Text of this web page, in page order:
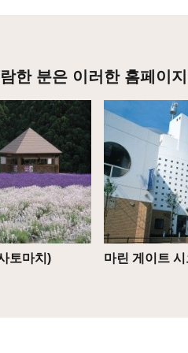
한 분은 이러한 홈페이
토마치) 마린 게이트
상세